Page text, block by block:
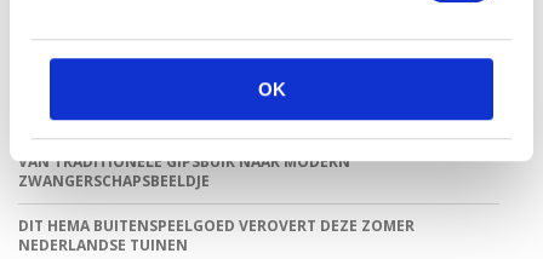
OK
TOP 5 BESTE LANDAL VAKANTIEPARKEN VOOR GEZINNEN DEZE
ZOMER
VAN TRADITIONELE GIPSBUIK NAAR MODERN
ZWANGERSCHAPSBEELDJE
DIT HEMA BUITENSPEELGOED VEROVERT DEZE ZOMER
NEDERLANDSE TUINEN